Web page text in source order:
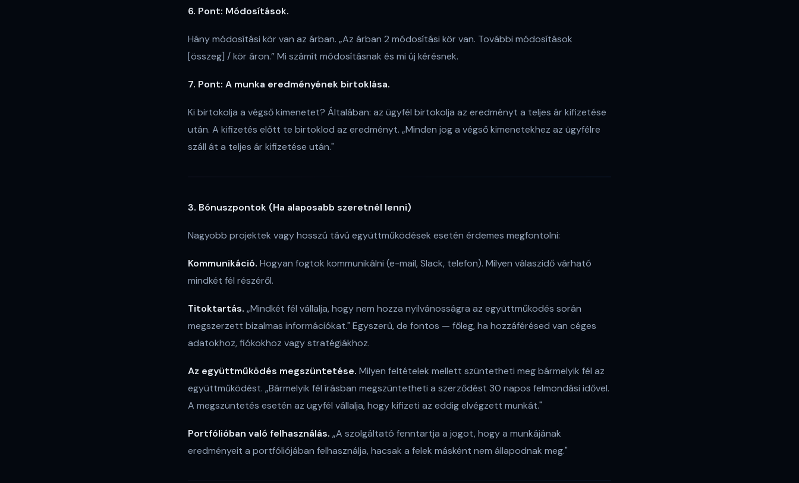
6. Pont: Módosítások.
Hány módosítási kör van az árban. „Az árban 2 módosítási kör van. További módosítások
[összeg] / kör áron.” Mi számít módosításnak és mi új kérésnek.
7. Pont: A munka eredményének birtoklása.
Ki birtokolja a végső kimenetet? Általában: az ügyfél birtokolja az eredményt a teljes ár kifizetése
után. A kifizetés előtt te birtoklod az eredményt. „Minden jog a végső kimenetekhez az ügyfélre
száll át a teljes ár kifizetése után."
3. Bónuszpontok (Ha alaposabb szeretnél lenni)
Nagyobb projektek vagy hosszú távú együttműködések esetén érdemes megfontolni:
Kommunikáció. Hogyan fogtok kommunikálni (e-mail, Slack, telefon). Milyen válaszidő várható
mindkét fél részéről.
Titoktartás. „Mindkét fél vállalja, hogy nem hozza nyilvánosságra az együttműködés során
megszerzett bizalmas információkat." Egyszerű, de fontos — főleg, ha hozzáférésed van céges
adatokhoz, fiókokhoz vagy stratégiákhoz.
Az együttműködés megszüntetése. Milyen feltételek mellett szüntetheti meg bármelyik fél az
együttműködést. „Bármelyik fél írásban megszüntetheti a szerződést 30 napos felmondási idővel.
A megszüntetés esetén az ügyfél vállalja, hogy kifizeti az eddig elvégzett munkát."
Portfólióban való felhasználás. „A szolgáltató fenntartja a jogot, hogy a munkájának
eredményeit a portfóliójában felhasználja, hacsak a felek másként nem állapodnak meg."